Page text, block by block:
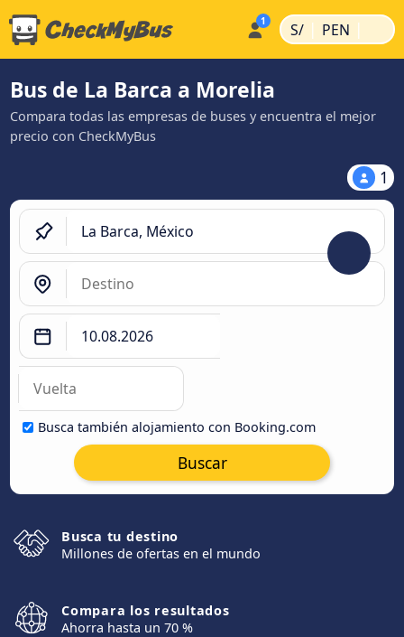
S/ | PEN |
Bus de La Barca a Morelia
Compara todas las empresas de buses y encuentra el mejor
precio con CheckMyBus
1
Busca también alojamiento con Booking.com
Buscar
Busca tu destino
Millones de ofertas en el mundo
Compara los resultados
Ahorra hasta un 70 %